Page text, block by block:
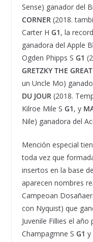
Sense) ganador del
CORNER(2018.
Carter H G1, la
ganadora del Apple
Ogden Phipps S G1
GRETZKY THE GREAT
un Uncle Mo)
DU JOUR (2018.
Kilroe Mile S G1, y
Nile) ganadora del
Mención especial
toda vez que
insertos en la base
aparecen nombres
Campeoan
con Nyquist) que
Juvenile Fillies el
Champagmne S G1 y